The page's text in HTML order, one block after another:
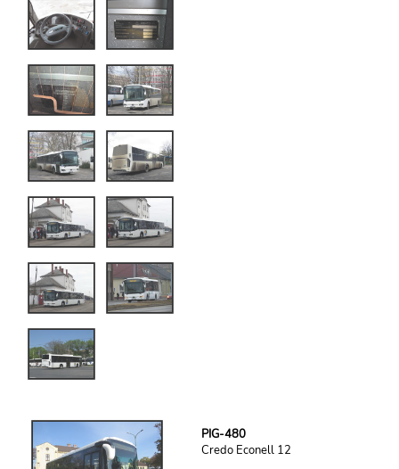
PIG-480
Credo Econell 12